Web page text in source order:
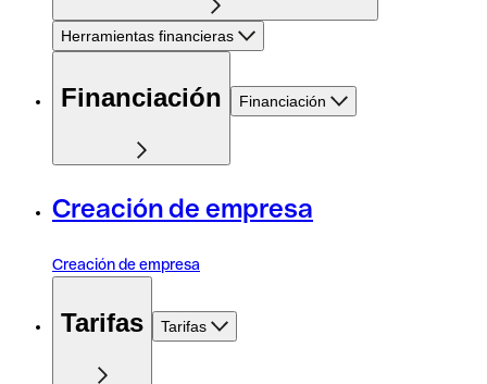
Herramientas financieras
Financiación Financiación
Creación de empresa
Creación de empresa
Tarifas Tarifas